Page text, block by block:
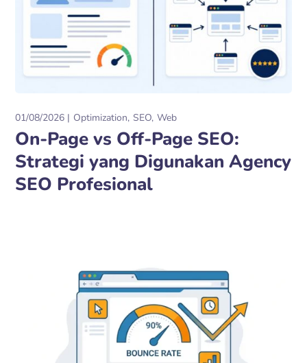
01/08/2026 Optimization SEO Web
On-Page vs Off-Page SEO:
Strategi yang Digunakan Agency
SEO Profesional